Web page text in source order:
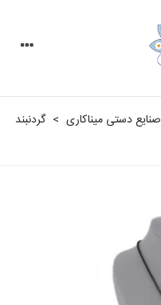
صنایع دستی مینا‌کاری > گردنبند